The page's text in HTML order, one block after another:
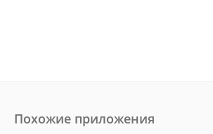
Похожие приложения